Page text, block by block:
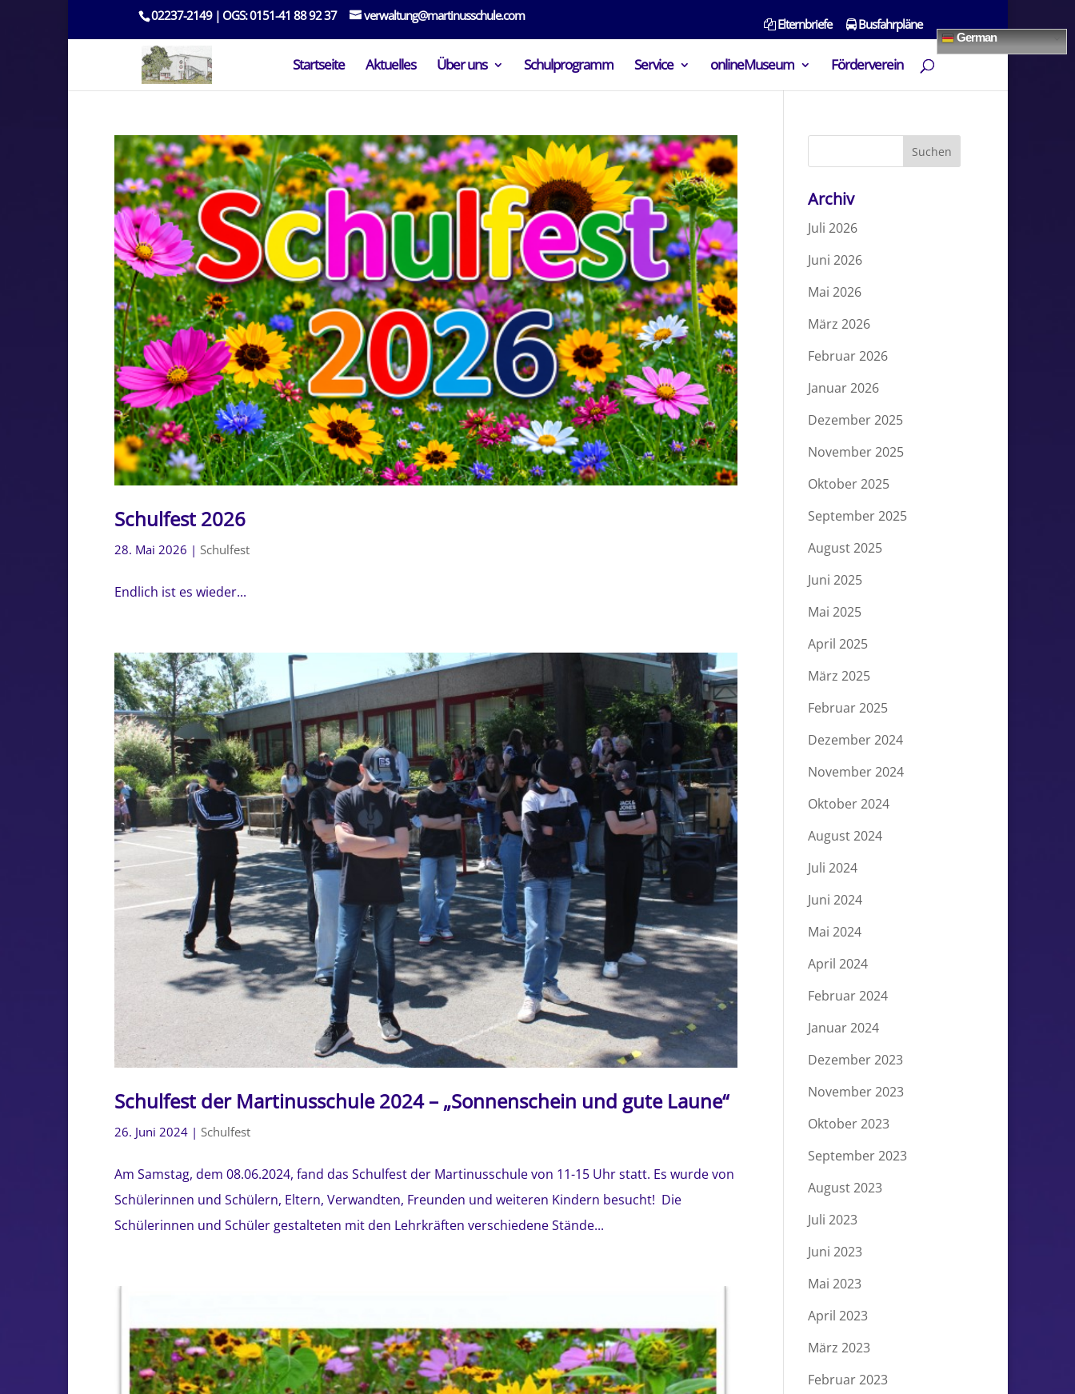
02237-2149 | OGS: 0151-41 88 92 37 verwaltung@martinusschule.com
Elternbriefe Busfahrpläne
German
Startseite Aktuelles Über uns Schulprogramm Service onlineMuseum Förderverein
Schulfest 2026
28. Mai 2026 |Schulfest
Endlich ist es wieder...
Schulfest der Martinusschule 2024 – „Sonnenschein und gute Laune“
26. Juni 2024 |Schulfest
Am Samstag, dem 08.06.2024, fand das Schulfest der Martinusschule von 11-15 Uhr statt. Es wurde von
Schülerinnen und Schülern, Eltern, Verwandten, Freunden und weiteren Kindern besucht! Die
Schülerinnen und Schüler gestalteten mit den Lehrkräften verschiedene Stände...
Archiv
Juli 2026
Juni 2026
Mai 2026
März 2026
Februar 2026
Januar 2026
Dezember 2025
November 2025
Oktober 2025
September 2025
August 2025
Juni 2025
Mai 2025
April 2025
März 2025
Februar 2025
Dezember 2024
November 2024
Oktober 2024
August 2024
Juli 2024
Juni 2024
Mai 2024
April 2024
Februar 2024
Januar 2024
Dezember 2023
November 2023
Oktober 2023
September 2023
August 2023
Juli 2023
Juni 2023
Mai 2023
April 2023
März 2023
Februar 2023